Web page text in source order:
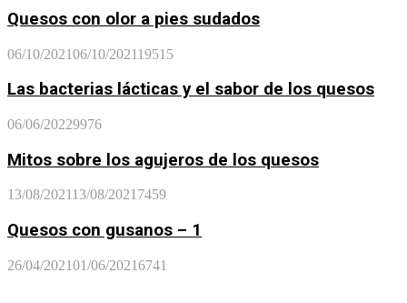
Quesos con olor a pies sudados
06/10/202106/10/202119515
Las bacterias lácticas y el sabor de los quesos
06/06/20229976
Mitos sobre los agujeros de los quesos
13/08/202113/08/20217459
Quesos con gusanos – 1
26/04/202101/06/20216741